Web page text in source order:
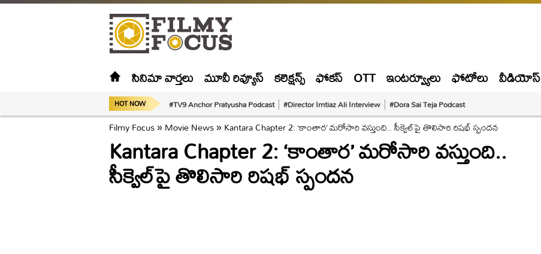
సినిమా వార్తలు మూవీ రివ్యూస్ కలెక్షన్స్ ఫోకస్ OTT ఇంటర్వ్యూలు ఫోటోలు వీడియోస్
HOT NOW #TV9 Anchor Pratyusha Podcast #Director Imtiaz Ali Interview #Dora Sai Teja Podcast
Filmy Focus»Movie News»Kantara Chapter 2: ‘కాంతార’ మరోసారి వస్తుంది.. సీక్వెల్‌పై తొలిసారి రిషభ్‌ స్పందన
Kantara Chapter 2: ‘కాంతార’ మరోసారి వస్తుంది..
సీక్వెల్‌పై తొలిసారి రిషభ్‌ స్పందన